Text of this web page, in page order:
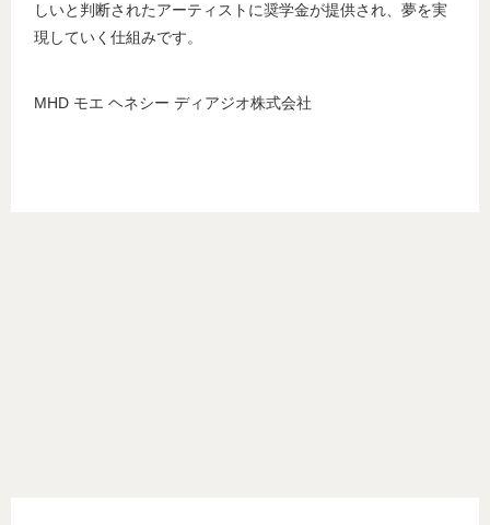
しいと判断されたアーティストに奨学金が提供され、夢を実
現していく仕組みです。
MHD モエ ヘネシー ディアジオ株式会社